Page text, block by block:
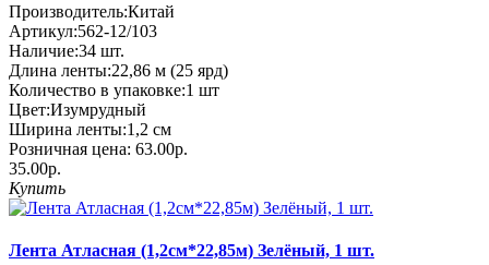
Производитель:Китай
Артикул:562-12/103
Наличие:34 шт.
Длина ленты:22,86 м (25 ярд)
Количество в упаковке:1 шт
Цвет:Изумрудный
Ширина ленты:1,2 см
Розничная цена: 63.00р.
35.00р.
Купить
Лента Атласная (1,2см*22,85м) Зелёный, 1 шт.